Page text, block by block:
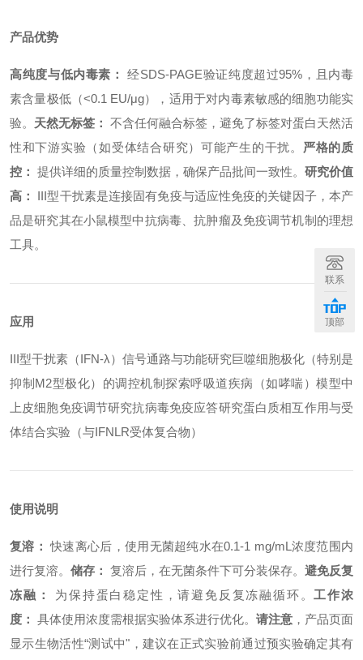
产品优势
高纯度与低内毒素：
经SDS-PAGE验证纯度超过95%，且内毒
素含量极低（<0.1 EU/μg），适用于对内毒素敏感的细胞功能实
验。 天然无标签： 不含任何融合标签，避免了标签对蛋白天然活
性和下游实验（如受体结合研究）可能产生的干扰。 严格的质
控： 提供详细的质量控制数据，确保产品批间一致性。 研究价值
高：
III型干扰素是连接固有免疫与适应性免疫的关键因子，本产
品是研究其在小鼠模型中抗病毒、抗肿瘤及免疫调节机制的理想
工具。
应用
III型干扰素（IFN-λ）信号通路与功能研究巨噬细胞极化（特别是
抑制M2型极化）的调控机制探索呼吸道疾病（如哮喘）模型中
上皮细胞免疫调节研究抗病毒免疫应答研究蛋白质相互作用与受
体结合实验（与IFNLR受体复合物）
使用说明
复溶： 快速离心后，使用无菌超纯水在0.1-1 mg/mL浓度范围内
进行复溶。 储存： 复溶后，在无菌条件下可分装保存。 避免反复
冻融：
为保持蛋白稳定性，请避免反复冻融循环。工作浓
度： 具体使用浓度需根据实验体系进行优化。 请注意 ，产品页面
显示生物活性“测试中"，建议在正式实验前通过预实验确定其有
联系
顶部